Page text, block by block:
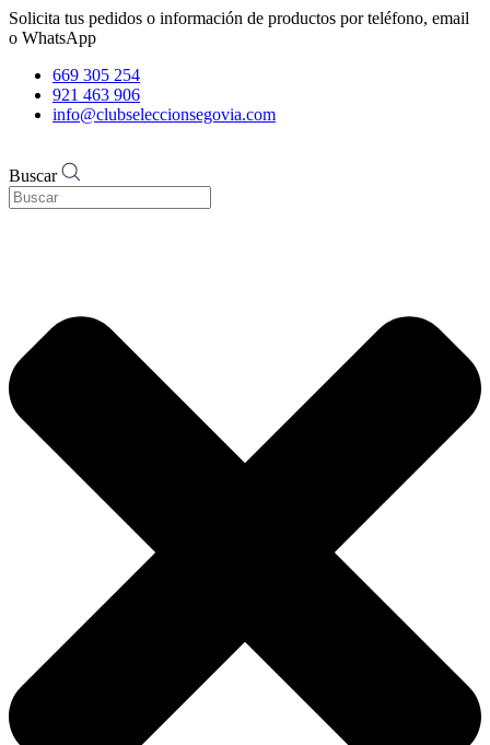
Solicita tus pedidos o información de productos por teléfono, email
o WhatsApp
669 305 254
921 463 906
info@clubseleccionsegovia.com
Buscar